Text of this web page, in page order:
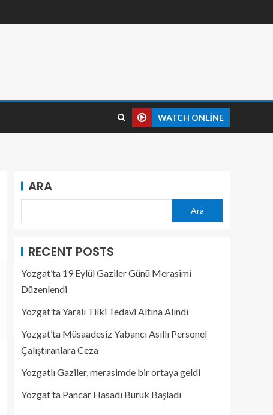
WATCH ONLINE
ARA
Ara
RECENT POSTS
Yozgat’ta 19 Eylül Gaziler Günü Merasimi
Düzenlendi
Yozgat’ta Yaralı Tilki Tedavi Altına Alındı
Yozgat’ta Müsaadesiz Yabancı Asıllı Personel
Çalıştıranlara Ceza
Yozgatlı Gaziler, merasimde bir ortaya geldi
Yozgat’ta Pancar Hasadı Buruk Başladı